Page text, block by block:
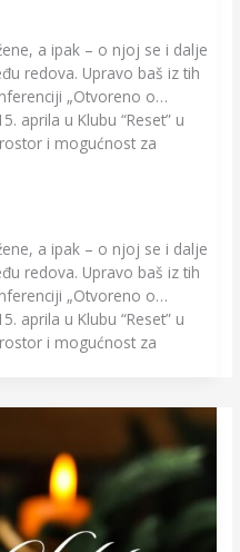
a ipak – o njoj se i dalje
redova. Upravo baš iz tih
„Otvoreno o…
aprila u Klubu “Reset” u
i mogućnost za
a ipak – o njoj se i dalje
redova. Upravo baš iz tih
„Otvoreno o…
aprila u Klubu “Reset” u
i mogućnost za